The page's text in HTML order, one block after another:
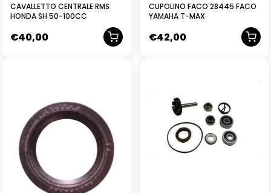
CAVALLETTO CENTRALE RMS
HONDA SH 50-100CC
€40,00
CUPOLINO FACO 28445 FACO
YAMAHA T-MAX
€42,00